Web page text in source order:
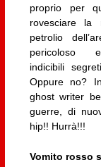
proprio per
rovesciare la
petrolio
pericoloso
indicibili
Oppure no?
ghost writer
guerre, di
hip!! Hurrà!!!
Vomito rosso